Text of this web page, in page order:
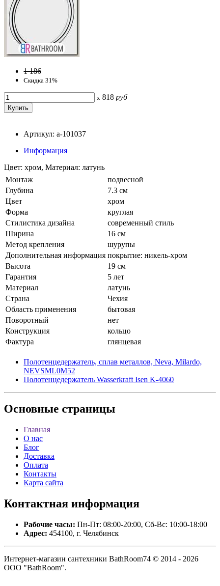
1 186
Скидка 31%
x 818 руб
Артикул: a-101037
Информация
Цвет: хром, Материал: латунь
Монтаж
подвесной
Глубина
7.3 см
Цвет
хром
Форма
круглая
Стилистика дизайна
современный стиль
Ширина
16 см
Метод крепления
шурупы
Дополнительная информация покрытие: никель-хром
Высота
19 см
Гарантия
5 лет
Материал
латунь
Страна
Чехия
Область применения
бытовая
Поворотный
нет
Конструкция
кольцо
Фактура
глянцевая
Полотенцедержатель, сплав металлов, Neva, Milardo,
NEVSML0M52
Полотенцедержатель Wasserkraft Isen K-4060
Основные страницы
Главная
О нас
Блог
Доставка
Оплата
Контакты
Карта сайта
Контактная информация
Рабочие часы: Пн-Пт: 08:00-20:00, Сб-Вс: 10:00-18:00
Адрес: 454100, г. Челябинск
Интернет-магазин сантехники BathRoom74 © 2014 - 2026
ООО "BathRoom".